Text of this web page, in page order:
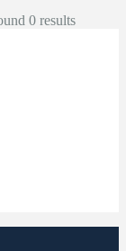
0 results